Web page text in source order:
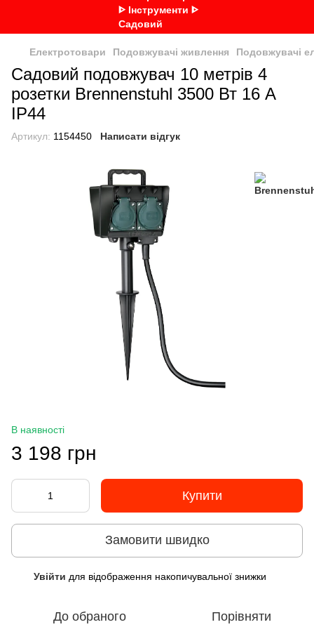
Електротовари Подовжувачі живлення Подовжувачі
Садовий подовжувач 10 метрів 4
розетки Brennenstuhl 3500 Вт 16 А
IP44
Артикул: 1154450 Написати відгук
В наявності
3 198 грн
Купити
Замовити швидко
Увійти для відображення накопичувальної знижки
До обраного Порівняти